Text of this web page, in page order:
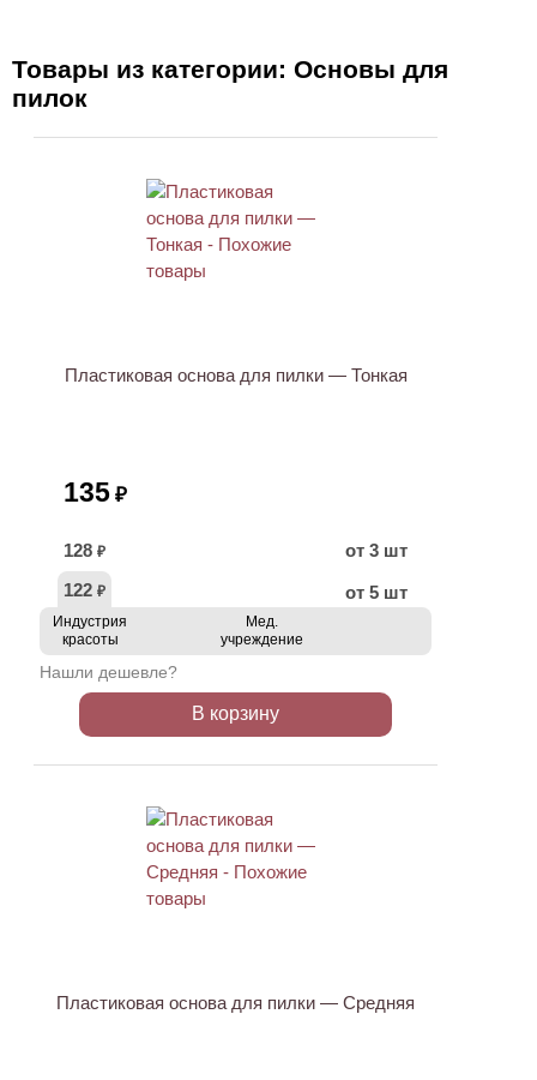
Товары из категории: Основы для
пилок
Пластиковая основа для пилки — Тонкая
135 ₽
128 ₽
от 3 шт
122 ₽ от 5 шт
Индустрия
красоты
Мед.
учреждение
Нашли дешевле?
В корзину
Пластиковая основа для пилки — Средняя